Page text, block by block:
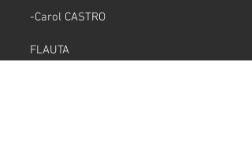
-Carol CASTRO
FLAUTA